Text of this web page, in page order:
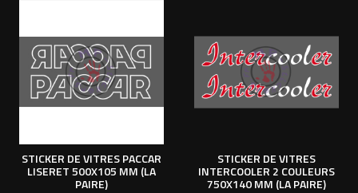
STICKER DE VITRES PACCAR
LISERET 500X105 MM (LA
PAIRE)
STICKER DE VITRES
INTERCOOLER 2 COULEURS
750X140 MM (LA PAIRE)